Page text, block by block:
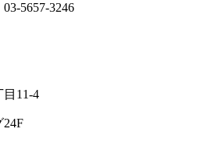
5657-3246
11-4